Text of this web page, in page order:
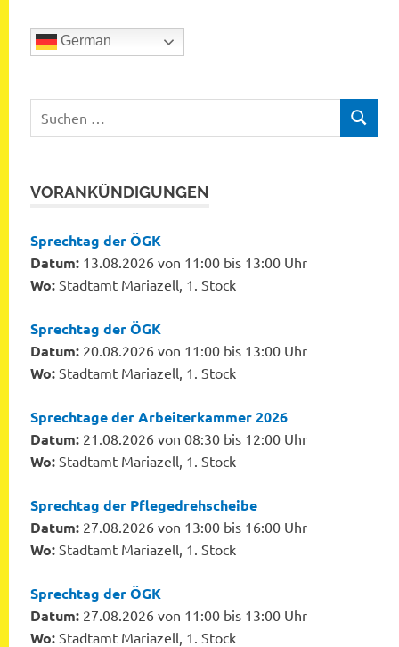
German
nach:
SUCHEN
VORANKÜNDIGUNGEN
Sprechtag der ÖGK
Datum: 13.08.2026 von 11:00 bis 13:00 Uhr
Wo: Stadtamt Mariazell, 1. Stock
Sprechtag der ÖGK
Datum: 20.08.2026 von 11:00 bis 13:00 Uhr
Wo: Stadtamt Mariazell, 1. Stock
Sprechtage der Arbeiterkammer 2026
Datum: 21.08.2026 von 08:30 bis 12:00 Uhr
Wo: Stadtamt Mariazell, 1. Stock
Sprechtag der Pflegedrehscheibe
Datum: 27.08.2026 von 13:00 bis 16:00 Uhr
Wo: Stadtamt Mariazell, 1. Stock
Sprechtag der ÖGK
Datum: 27.08.2026 von 11:00 bis 13:00 Uhr
Wo: Stadtamt Mariazell, 1. Stock